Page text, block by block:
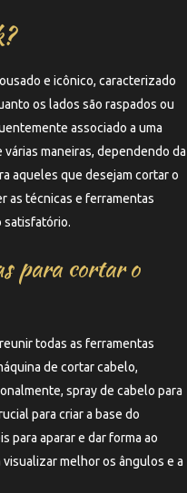
e icônico, caracterizado
os lados são raspados ou
associado a uma
maneiras, dependendo da
aqueles que desejam cortar o
as técnicas e ferramentas
satisfatório.
para cortar o
todas as ferramentas
de cortar cabelo,
spray de cabelo para
para criar a base do
para aparar e dar forma ao
melhor os ângulos e a